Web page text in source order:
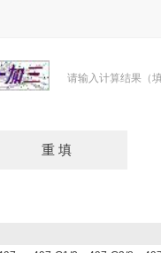
请输入计算结果（